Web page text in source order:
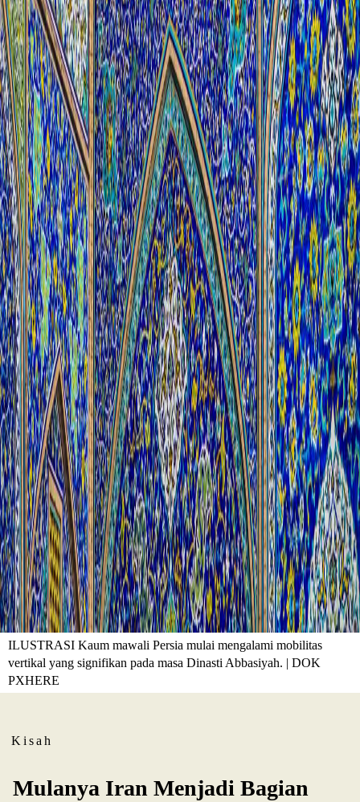
ILUSTRASI Kaum mawali Persia mulai mengalami mobilitas
vertikal yang signifikan pada masa Dinasti Abbasiyah. | DOK
PXHERE
Kisah
Mulanya Iran Menjadi Bagian